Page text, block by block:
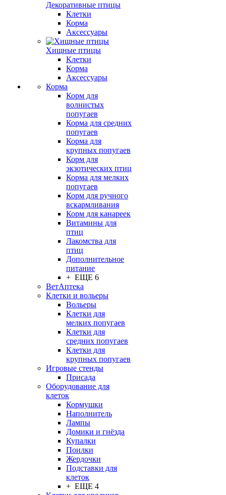
Декоративные птицы
Клетки
Корма
Аксессуары
Хищные птицы
Клетки
Корма
Аксессуары
Корма
Корм для
волнистых
попугаев
Корма для средних
попугаев
Корма для
крупных попугаев
Корм для
экзотических птиц
Корма для мелких
попугаев
Корм для ручного
вскармливания
Корм для канареек
Витамины для
птиц
Лакомства для
птиц
Дополнительное
питание
+ ЕЩЕ 6
ВетАптека
Клетки и вольеры
Вольеры
Клетки для
мелких попугаев
Клетки для
средних попугаев
Клетки для
крупных попугаев
Игровые стенды
Присада
Оборудование для
клеток
Кормушки
Наполнитель
Лампы
Домики и гнёзда
Купалки
Поилки
Жердочки
Подставки для
клеток
+ ЕЩЕ 4